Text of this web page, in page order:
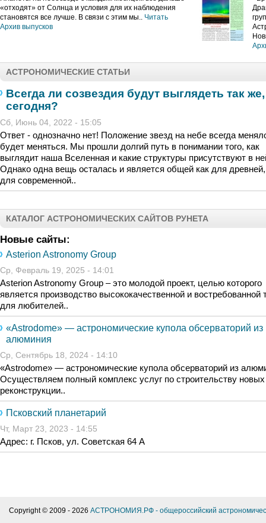
«отходят» от Солнца и условия для их наблюдения
становятся все лучше. В связи с этим мы.. Читать
Архив выпусков
АСТРОНОМИЧЕСКИЕ СТАТЬИ
Всегда ли созвездия будут выглядеть так
сегодня?
Сб, Июнь 04, 2022 - 15:05
Ответ - однозначно нет! Положение звезд на небе всегда
будет меняться. Мы прошли долгий путь в понимании того, как
выглядит наша Вселенная и какие структуры присутствуют в
Однако одна вещь осталась и является общей как для древней,
для современной..
КАТАЛОГ АСТРОНОМИЧЕСКИХ САЙТОВ РУНЕТА
Новые сайты:
Asterion Astronomy Group
Ср, Февраль 19, 2025 - 14:01
Asterion Astronomy Group – это молодой проект, целью которого
является производство высококачественной и востребованной
для любителей..
«Astrodome» — астрономические купола обсерваторий из
алюминия
Ср, Сентябрь 18, 2024 - 14:10
«Astrodome» — астрономические купола обсерваторий из
Осуществляем полный комплекс услуг по строительству
реконструкции..
Псковский планетарий
Чт, Март 23, 2023 - 14:55
Адрес: г. Псков, ул. Советская 64 А
Copyright © 2009 - 2026 АСТРОНОМИЯ.РФ - общероссийский